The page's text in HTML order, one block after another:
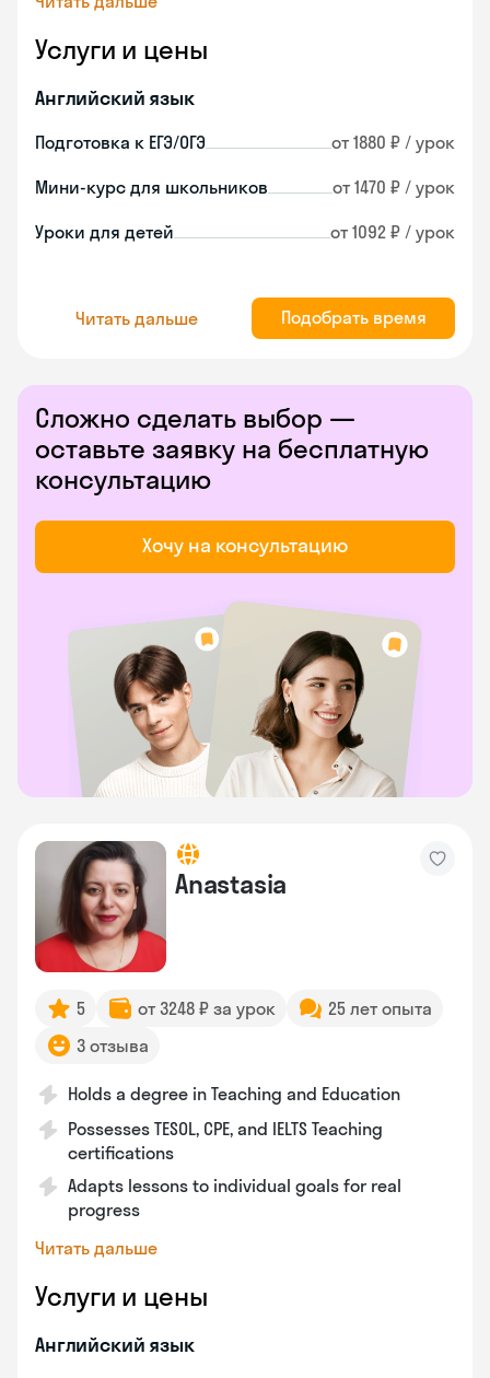
Услуги и цены
Английский язык
Подготовка к ЕГЭ/ОГЭ от 1880 ₽ / урок
Мини-курс для школьников от 1470 ₽ / урок
Уроки для детей от 1092 ₽ / урок
Читать дальше Подобрать время
Сложно сделать выбор —
оставьте заявку на бесплатную
консультацию
Хочу на консультацию
Anastasia
5 от 3248 ₽ за урок
25 лет опыта
3 отзыва
Holds a degree in Teaching and Education
Possesses TESOL, CPE, and IELTS Teaching
certifications
Adapts lessons to individual goals for real
progress
Читать дальше
Услуги и цены
Английский язык